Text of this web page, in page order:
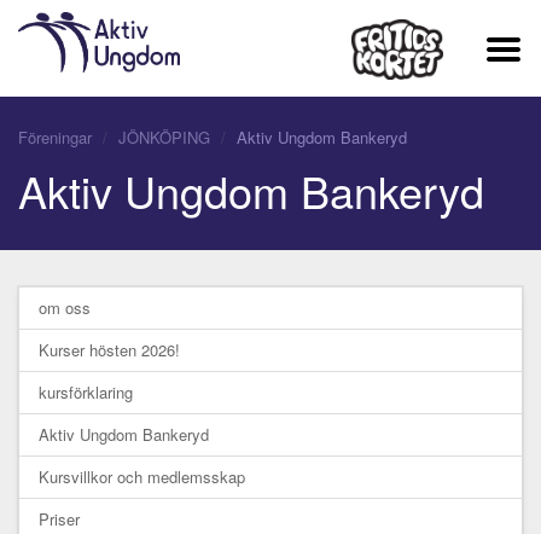
Föreningar JÖNKÖPING Aktiv Ungdom Bankeryd
Aktiv Ungdom Bankeryd
om oss
Kurser hösten 2026!
kursförklaring
Aktiv Ungdom Bankeryd
Kursvillkor och medlemsskap
Priser